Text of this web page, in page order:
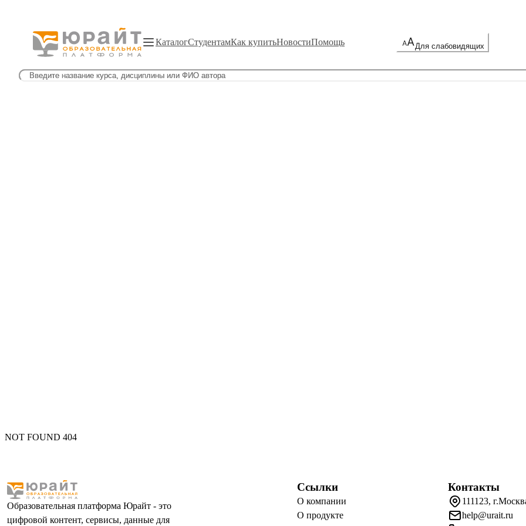
КаталогСтудентамКак купитьНовостиПомощь Для слабовидящих
NOT FOUND 404
Образовательная платформа Юрайт - это
цифровой контент, сервисы, данные для
Ссылки
О компании
О продукте
Контакты
111123,
help@urait.ru